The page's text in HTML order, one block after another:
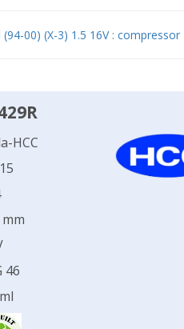
(94-00) (X-3) 1.5 16V : compressor
HCC
mm
46